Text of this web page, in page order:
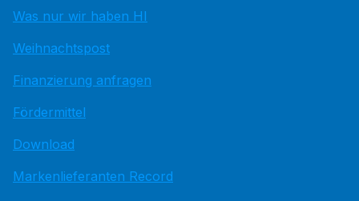
Was nur wir haben HI
Weihnachtspost
Finanzierung anfragen
Fördermittel
Download
Markenlieferanten Record